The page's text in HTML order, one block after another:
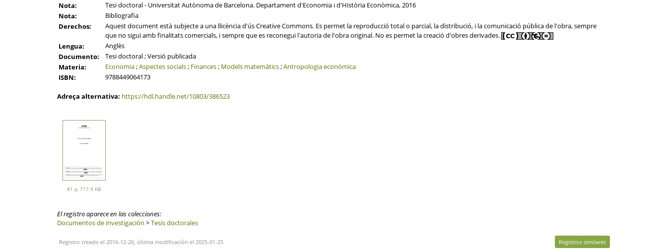
Nota:
Tesi doctoral - Universitat Autònoma de Barcelona. Departament d'Economia i d'Història Econòmica, 2016
Nota:
Bibliografia
Derechos:
Aquest document està subjecte a una llicència d'ús Creative Commons. Es permet la reproducció total o parcial, la distribució, i la comunicació pública de l'obra, sempre
que no sigui amb finalitats comercials, i sempre que es reconegui l'autoria de l'obra original. No es permet la creació d'obres derivades.
Lengua:
Anglès
Documento:
Tesi doctoral ; Versió publicada
Materia:
Economia;Aspectes socials; Finances; Models matemàtics;Antropologia econòmica
ISBN:
9788449064173
Adreça alternativa: https://hdl.handle.net/10803/386523
81 p, 717.9 KB
El registro aparece en las colecciones:
Documentos de investigación >Tesis doctorales
Registro creado el 2016-12-26, última modificación el 2025-01-25 Registros similares